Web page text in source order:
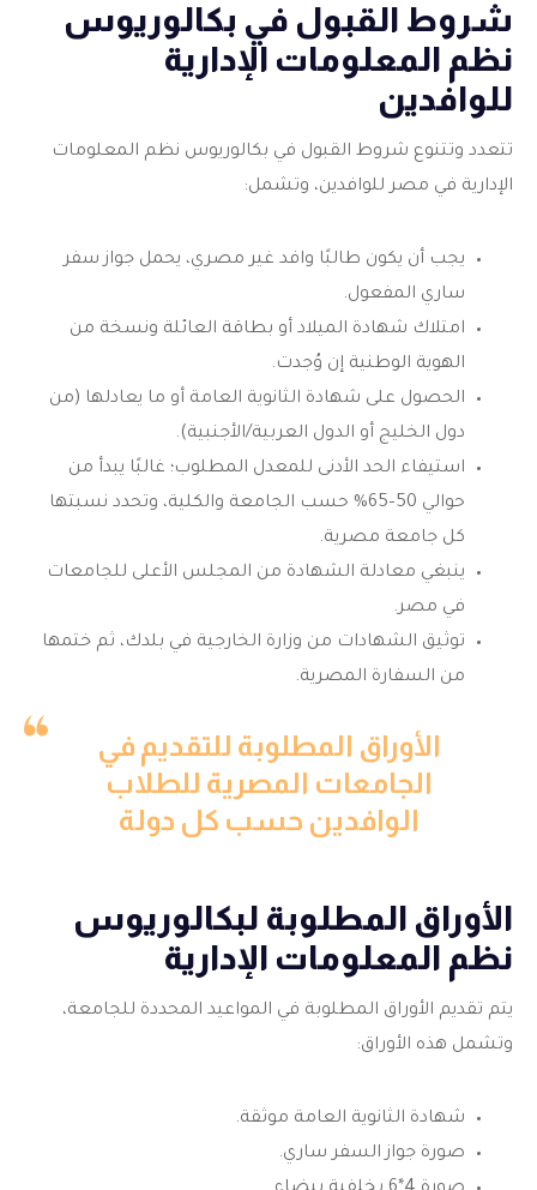
شروط القبول في بكالوريوس
نظم المعلومات الإدارية
للوافدين
تتعدد وتتنوع شروط القبول في بكالوريوس نظم المعلومات
الإدارية في مصر للوافدين، وتشمل:
يجب أن يكون طالبًا وافد غير مصري، يحمل جواز سفر
ساري المفعول.
امتلاك شهادة الميلاد أو بطاقة العائلة ونسخة من
الهوية الوطنية إن وُجدت.
الحصول على شهادة الثانوية العامة أو ما يعادلها (من
دول الخليج أو الدول العربية/الأجنبية).
استيفاء الحد الأدنى للمعدل المطلوب؛ غالبًا يبدأ من
حوالي 50–65% حسب الجامعة والكلية، وتحدد نسبتها
كل جامعة مصرية.
ينبغي معادلة الشهادة من المجلس الأعلى للجامعات
في مصر.
توثيق الشهادات من وزارة الخارجية في بلدك، ثم ختمها
من السفارة المصرية.
الأوراق المطلوبة للتقديم في
الجامعات المصرية للطلاب
الوافدين حسب كل دولة
الأوراق المطلوبة لبكالوريوس
نظم المعلومات الإدارية
يتم تقديم الأوراق المطلوبة في المواعيد المحددة للجامعة،
وتشمل هذه الأوراق:
شهادة الثانوية العامة موثقة.
صورة جواز السفر ساري.